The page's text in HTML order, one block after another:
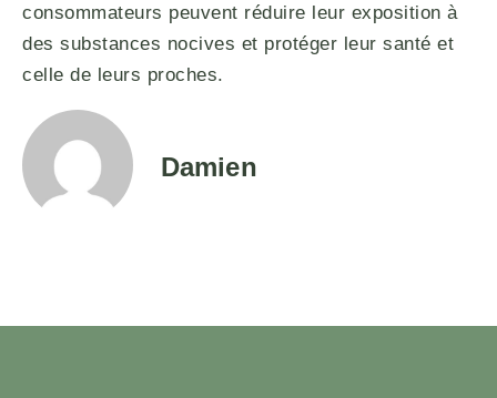
consommateurs peuvent réduire leur exposition à
des substances nocives et protéger leur santé et
celle de leurs proches.
Damien